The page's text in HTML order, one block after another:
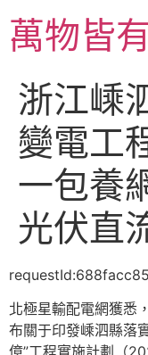
主萬物皆
浙江嵊
變電工
一包養
光伏直
北極星輸配電網獲悉
布關于印發嵊泗縣落